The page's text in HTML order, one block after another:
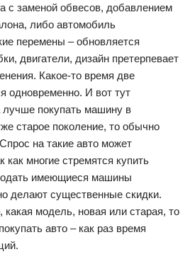
с заменой обвесов, добавлением
либо автомобиль
перемены – обновляется
двигатели, дизайн претерпевает
Какое-то время две
одновременно. И вот тут
лучше покупать машину в
старое поколение, то обычно
на такие авто может
как многие стремятся купить
имеющиеся машины
делают существенные скидки.
модель, новая или старая, то
авто – как раз время